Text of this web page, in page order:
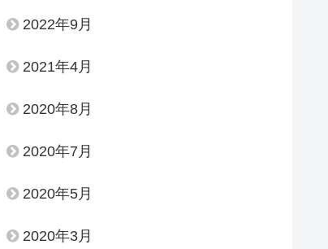
2022年9月
2021年4月
2020年8月
2020年7月
2020年5月
2020年3月